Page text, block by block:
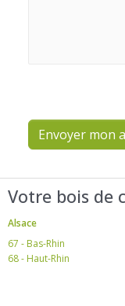
Envoyer mon
Votre bois de
Alsace
67 - Bas-Rhin
68 - Haut-Rhin